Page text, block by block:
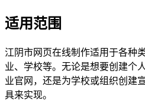
适用范围
江阴市网页在线制作适用于各种
业、学校等。无论是想要创建个
业官网，还是为学校或组织创建
具来实现。